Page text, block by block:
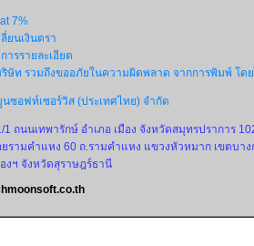
7%
ยนเงินตรา
รรายละเอียด
ษัท รวมถึงขออภัยในความผิดพลาด จากการพิมพ์ โด
ซอฟท์เซอร์วิส (ประเทศไทย) จำกัด
ถนนเทพารักษ์ อำเภอ เมือง จังหวัดสมุทรปราการ
รามคำแหง 60 ถ.รามคำแหง แขวงหัวหมาก เขตบาง
งฯ จังหวัดสุราษฎร์ธานี